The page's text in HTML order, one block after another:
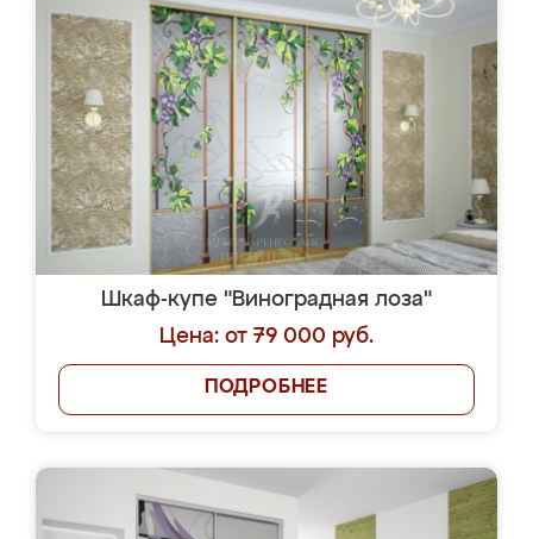
Шкаф-купе "Виноградная лоза"
Цена: от 79 000 руб.
ПОДРОБНЕЕ